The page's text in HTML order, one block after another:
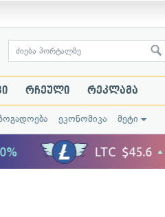
რჩეული რეკლამა
ეკონომიკა მეტი